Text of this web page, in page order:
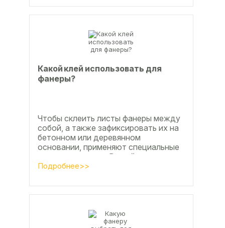
Какой клей использовать для
фанеры?
Чтобы склеить листы фанеры между
собой, а также зафиксировать их на
бетонном или деревянном
основании, применяют специальные
клеевые составы. В этой статье
расскажем, какой клей...
Подробнее>>